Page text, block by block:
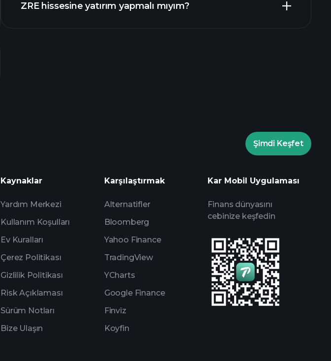
ZRE hissesine yatırım yapmalı mıyım?
yapay zeka destekli günlük piyasa
Watchlist'leri
Milyarder Portföylerini
Şimdi Keşfet
Kaynaklar
Yardım Merkezi
Kullanım Koşulları
Ev Kuralları
Çerez Politikası
Gizlilik Politikası
Risk Açıklaması
Sürüm Notları
Bize Ulaşın
Karşılaştırmak
Alternatifler
Bloomberg
Yahoo Finance
TradingView
YCharts
Google Finance
Finviz
Koyfin
Kar Mobil Uygulaması
Finans dünyasını
cebinize keşfedin